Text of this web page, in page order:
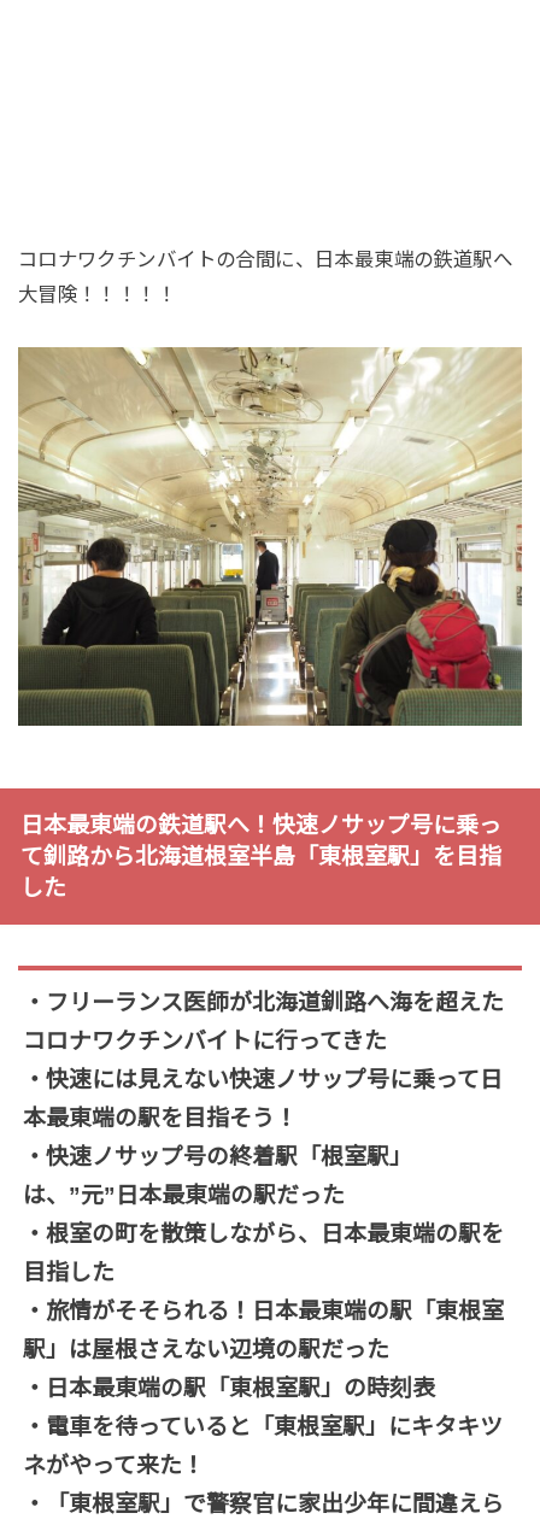
コロナワクチンバイトの合間に、日本最東端の鉄道駅へ
大冒険！！！！！
日本最東端の鉄道駅へ！快速ノサップ号に乗っ
て釧路から北海道根室半島「東根室駅」を目指
した
・フリーランス医師が北海道釧路へ海を超えた
コロナワクチンバイトに行ってきた
・快速には見えない快速ノサップ号に乗って日
本最東端の駅を目指そう！
・快速ノサップ号の終着駅「根室駅」
は、”元”日本最東端の駅だった
・根室の町を散策しながら、日本最東端の駅を
目指した
・旅情がそそられる！日本最東端の駅「東根室
駅」は屋根さえない辺境の駅だった
・日本最東端の駅「東根室駅」の時刻表
・電車を待っていると「東根室駅」にキタキツ
ネがやって来た！
・「東根室駅」で警察官に家出少年に間違えら